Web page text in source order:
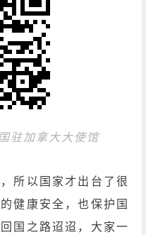
驻加拿大大使馆
所以国家才出台了很
健康安全，也保护国
国之路迢迢，大家一